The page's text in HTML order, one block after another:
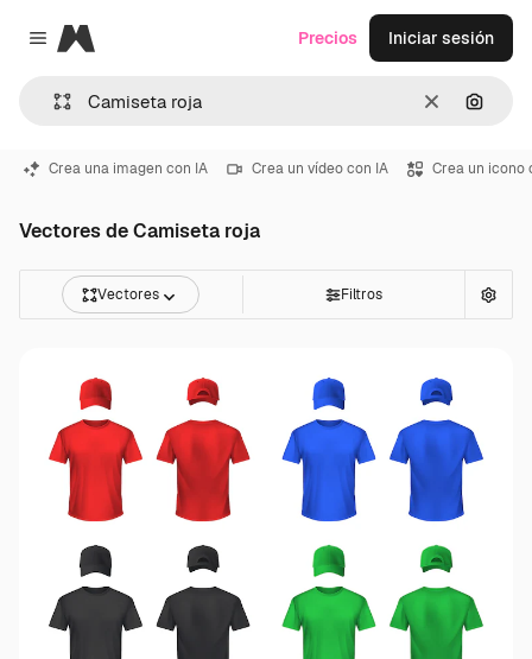
Close menu
Magnific
Borrar
Precios Iniciar sesión
Crea una imagen con IA Crea un vídeo con IA Crea un icono
Vectores de Camiseta roja
Vectores Filtros